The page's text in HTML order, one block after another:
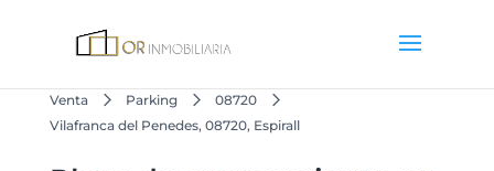
Venta Parking
08720
Vilafranca del Penedes, 08720, Espirall